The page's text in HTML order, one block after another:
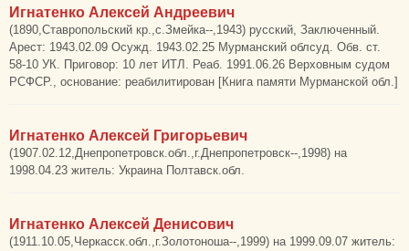
Игнатенко Алексей Андреевич
(1890,Ставропольский кр.,с.Змейка--,1943) русский, Заключенный.
Арест: 1943.02.09 Осужд. 1943.02.25 Мурманский облсуд. Обв. ст.
58-10 УК. Приговор: 10 лет ИТЛ. Реаб. 1991.06.26 Верховным судом
РСФСР., основание: реабилитирован [Книга памяти Мурманской обл.]
Игнатенко Алексей Григорьевич
(1907.02.12,Днепропетровск.обл.,г.Днепропетровск--,1998) на
1998.04.23 житель: Украина Полтавск.обл.
Игнатенко Алексей Денисович
(1911.10.05,Черкасск.обл.,г.Золотоноша--,1999) на 1999.09.07 житель: